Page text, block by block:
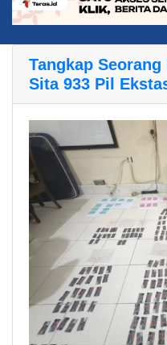
Tangkap
Sita 933 Pil